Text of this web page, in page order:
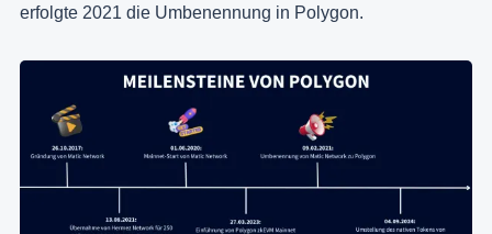
erfolgte 2021 die Umbenennung in Polygon.